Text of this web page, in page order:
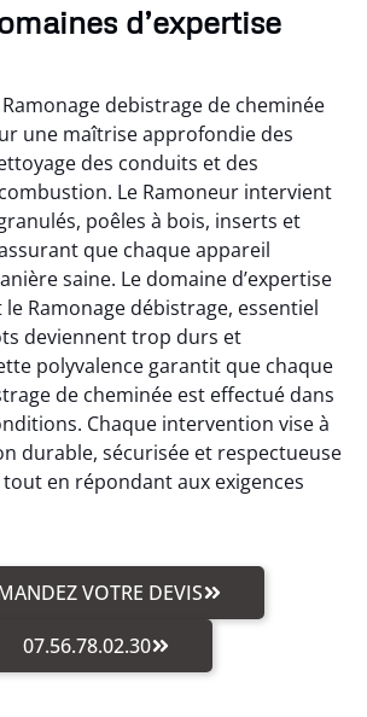
d’expertise
Ramonage debistrage de cheminée
une maîtrise approfondie des
des conduits et des
Le Ramoneur intervient
poêles à bois, inserts et
que chaque appareil
saine. Le domaine d’expertise
Ramonage débistrage, essentiel
deviennent trop durs et
polyvalence garantit que chaque
de cheminée est effectué dans
Chaque intervention vise à
durable, sécurisée et respectueuse
en répondant aux exigences
VOTRE DEVIS
07.56.78.02.30